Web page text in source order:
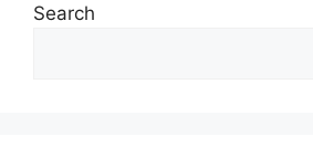
Search